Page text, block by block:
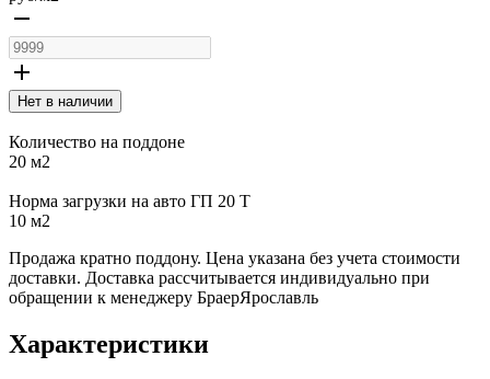
remove
add
Нет в наличии
Количество на поддоне
20 м2
Норма загрузки на авто ГП 20 Т
10 м2
Продажа кратно поддону. Цена указана без учета стоимости
доставки. Доставка рассчитывается индивидуально при
обращении к менеджеру БраерЯрославль
Характеристики